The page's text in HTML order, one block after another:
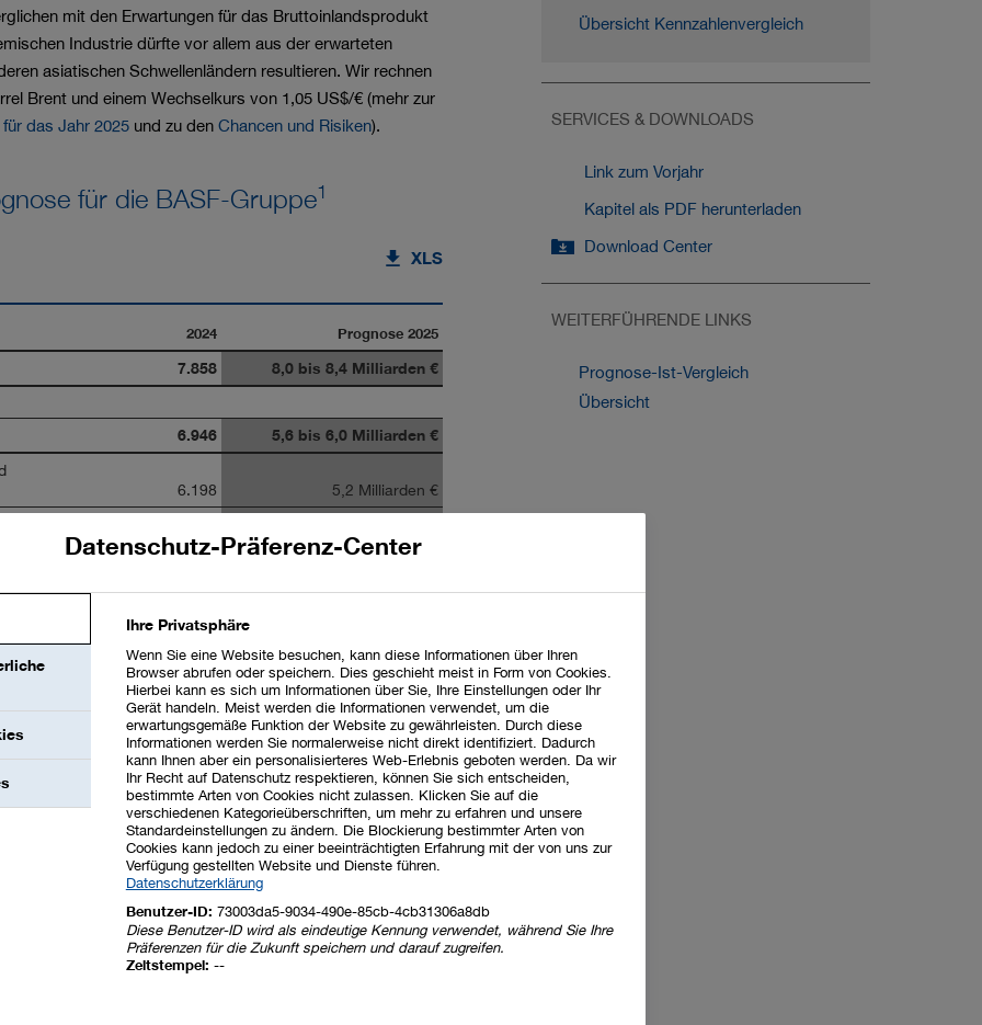
mit den Erwartungen für das Bruttoinlandsprodukt
Industrie dürfte vor allem aus der erwarteten
asiatischen Schwellenländern resultieren. Wir rechnen
Brent und einem Wechselkurs von 1,05 US$/€ (mehr zur
das Jahr 2025 und zu den Chancen und Risiken).
für die BASF-Gruppe1
XLS
2024 Prognose 2025
7.858 8,0 bis 8,4 Milliarden €
6.946 5,6 bis 6,0 Milliarden €
6.198 5,2 Milliarden €
Sondereinflüssenvoraussichtlich auf einen Wert
(2024: 7,9 Milliarden € ). Hierzu werden wahrscheinlich die
2sowie Surface Technologies
Margenwachstum zurückzuführen sein. Für das
wir ein mengenbedingt leicht höheres Ergebnis. Das
unter den Wert des Jahres 2024 sinken. Hier werden
der Inbetriebnahme des neuen Verbundstandorts in China
Unternehmensbereich Petrochemicals belasten. Das
wird dies nur teilweise kompensieren können.
Gruppe zwischen0,4 Milliarden €und0,8 Milliarden €
Cashflow aus betrieblicher Tätigkeit zwischen
Auszahlungen für immaterielle Vermögenswerte und
BASF-Gruppe
Übersicht Kennzahlen­vergleich
SERVICES & DOWNLOADS
Link zum Vorjahr
Kapitel als PDF herunterladen
Download Center
WEITERFÜHRENDE LINKS
Prognose-Ist-Vergleich
Übersicht
Datenschutz-Präferenz-Center
Ihre Privatsphäre
Wenn Sie eine Website besuchen, kann diese Informationen über Ihren
Browser abrufen oder speichern. Dies geschieht meist in Form von Cookies.
Hierbei kann es sich um Informationen über Sie, Ihre Einstellungen oder Ihr
Gerät handeln. Meist werden die Informationen verwendet, um die
erwartungsgemäße Funktion der Website zu gewährleisten. Durch diese
Informationen werden Sie normalerweise nicht direkt identifiziert. Dadurch
kann Ihnen aber ein personalisierteres Web-Erlebnis geboten werden. Da wir
Ihr Recht auf Datenschutz respektieren, können Sie sich entscheiden,
bestimmte Arten von Cookies nicht zulassen. Klicken Sie auf die
verschiedenen Kategorieüberschriften, um mehr zu erfahren und unsere
Standardeinstellungen zu ändern. Die Blockierung bestimmter Arten von
Cookies kann jedoch zu einer beeinträchtigten Erfahrung mit der von uns zur
Verfügung gestellten Website und Dienste führen.
Datenschutzerklärung
Benutzer-ID: 73003da5-9034-490e-85cb-4cb31306a8db
Diese Benutzer-ID wird als eindeutige Kennung verwendet, während Sie Ihre
Präferenzen für die Zukunft speichern und darauf zugreifen.
Zeitstempel: --